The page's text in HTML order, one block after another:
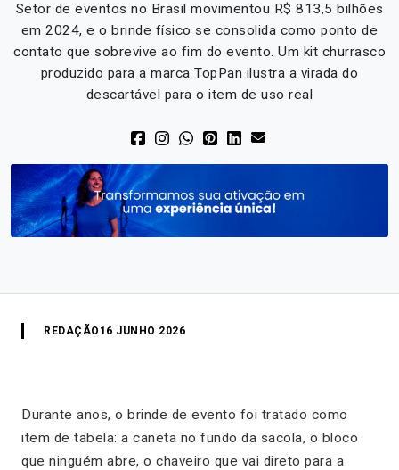
Setor de eventos no Brasil movimentou R$ 813,5 bilhões
em 2024, e o brinde físico se consolida como ponto de
contato que sobrevive ao fim do evento. Um kit churrasco
produzido para a marca TopPan ilustra a virada do
descartável para o item de uso real
REDAÇÃO 16 JUNHO 2026
Durante anos, o brinde de evento foi tratado como
item de tabela: a caneta no fundo da sacola, o bloco
que ninguém abre, o chaveiro que vai direto para a